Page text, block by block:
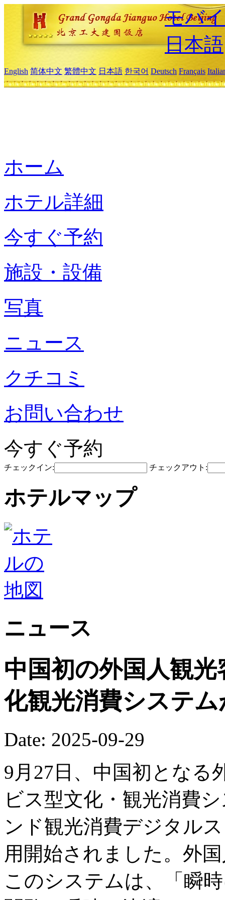
モバ
日本語
English 简体中文 繁體中文 日本語 한국어 Deutsch Français
ホーム
ホテル詳細
今すぐ予約
施設・設備
写真
ニュース
クチコミ
お問い合わせ
今すぐ予約
チェックイン: チェックアウト:
ホテルマップ
ニュース
中国初の外国人観
化観光消費システ
Date: 2025-09-29
9月27日、中国初となる
ビス型文化・観光消費
ンド観光消費デジタル
用開始されました。外
このシステムは、「瞬